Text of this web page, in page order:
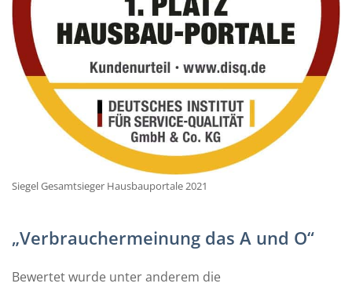
Siegel Gesamtsieger Hausbauportale 2021
„Verbrauchermeinung das A und O“
Bewertet wurde unter anderem die